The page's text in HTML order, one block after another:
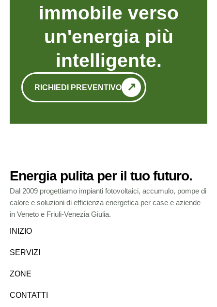
immobile verso
un'energia più
intelligente.
RICHIEDI PREVENTIVO
Energia pulita per il tuo futuro.
Dal 2009 progettiamo impianti fotovoltaici, accumulo, pompe di
calore e soluzioni di efficienza energetica per case e aziende
in Veneto e Friuli-Venezia Giulia.
INIZIO
SERVIZI
ZONE
CONTATTI